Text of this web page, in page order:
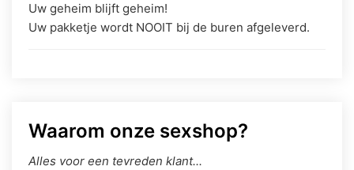
Uw geheim blijft geheim!
Uw pakketje wordt NOOIT bij de buren afgeleverd.
Waarom onze sexshop?
Alles voor een tevreden klant...